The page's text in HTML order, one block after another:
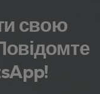
свою